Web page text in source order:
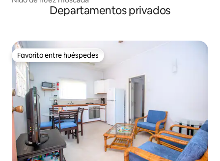
Departamentos privados
Favorito entre huéspedes
Favorito entre huéspedes